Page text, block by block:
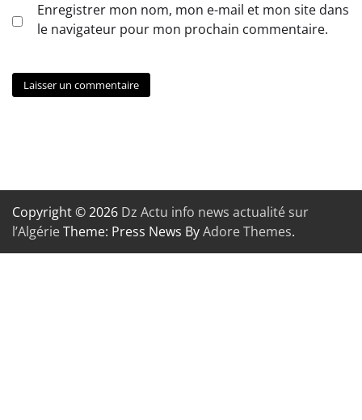
Enregistrer mon nom, mon e-mail et mon site dans
le navigateur pour mon prochain commentaire.
Copyright © 2026 Dz Actu info news actualité sur
l’AlgérieTheme: Press News ByAdore Themes.